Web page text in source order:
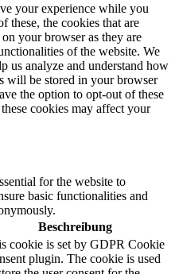
your experience while you
these, the cookies that are
your browser as they are
of the website. We
us analyze and understand how
will be stored in your browser
the option to opt-out of these
cookies may affect your
for the website to
basic functionalities and
Beschreibung
cookie is set by GDPR Cookie
plugin. The cookie is used